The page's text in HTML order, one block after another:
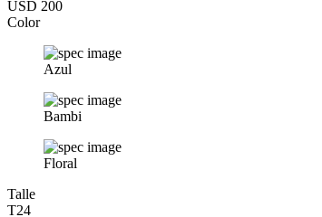
USD 200
Color
Azul
Bambi
Floral
Talle
T24